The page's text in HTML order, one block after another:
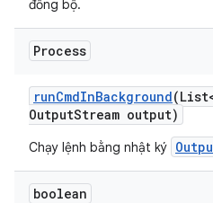
đồng bộ.
Process
runCmdInBackground
OutputStream output)
Chạy lệnh bằng nhật ký
boolean